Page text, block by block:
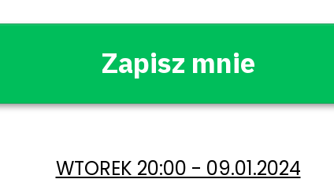
Zapisz mnie
WTOREK 20:00 - 09.01.2024